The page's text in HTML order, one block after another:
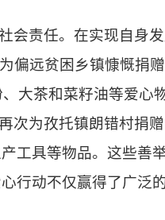
会责任。在实现自身
偏远贫困乡镇慷慨捐
大茶和菜籽油等爱心
次为孜托镇朗错村捐
工具等物品。这些善
行动不仅赢得了广泛